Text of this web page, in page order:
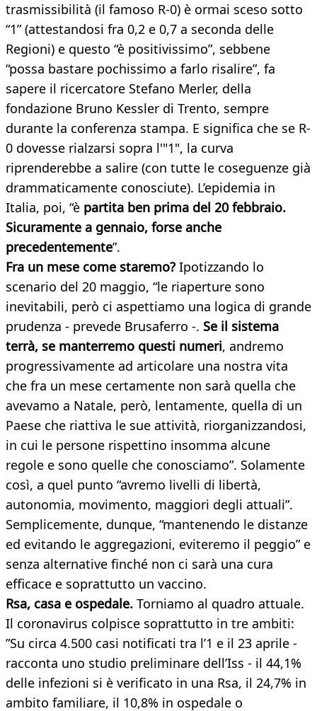
trasmissibilità (il famoso R-0) è ormai sceso sotto
“1” (attestandosi fra 0,2 e 0,7 a seconda delle
Regioni) e questo “è positivissimo”, sebbene
“possa bastare pochissimo a farlo risalire”, fa
sapere il ricercatore Stefano Merler, della
fondazione Bruno Kessler di Trento, sempre
durante la conferenza stampa. E significa che se R-
0 dovesse rialzarsi sopra l'"1", la curva
riprenderebbe a salire (con tutte le coseguenze già
drammaticamente conosciute). L’epidemia in
Italia, poi, “è partita ben prima del 20 febbraio.
Sicuramente a gennaio, forse anche
precedentemente”.
Fra un mese come staremo? Ipotizzando lo
scenario del 20 maggio, “le riaperture sono
inevitabili, però ci aspettiamo una logica di grande
prudenza - prevede Brusaferro -. Se il sistema
terrà, se manterremo questi numeri, andremo
progressivamente ad articolare una nostra vita
che fra un mese certamente non sarà quella che
avevamo a Natale, però, lentamente, quella di un
Paese che riattiva le sue attività, riorganizzandosi,
in cui le persone rispettino insomma alcune
regole e sono quelle che conosciamo”. Solamente
così, a quel punto “avremo livelli di libertà,
autonomia, movimento, maggiori degli attuali”.
Semplicemente, dunque, “mantenendo le distanze
ed evitando le aggregazioni, eviteremo il peggio” e
senza alternative finché non ci sarà una cura
efficace e soprattutto un vaccino.
Rsa, casa e ospedale. Torniamo al quadro attuale.
Il coronavirus colpisce soprattutto in tre ambiti:
”Su circa 4.500 casi notificati tra l’1 e il 23 aprile -
racconta uno studio preliminare dell’Iss - il 44,1%
delle infezioni si è verificato in una Rsa, il 24,7% in
ambito familiare, il 10,8% in ospedale o